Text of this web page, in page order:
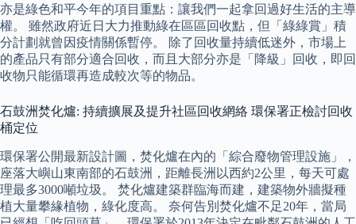
亦是綠色和平今年的項目重點：讓我們一起拿回過好生活的主導
權。 雖然政府近日大力推動綠在區區回收點，但「綠綠賞」積
分計劃就曾因疫情關係暫停。 除了回收量持續低迷外，市場上
的產品只有部分適合回收，而且大部分亦是「降級」回收，即回
收物只能循環再造成較次等的物品。
石鼓洲焚化爐: 持續擴展及提升社區回收網絡 環保署正檢討回收
桶定位
環保署公開最新設計圖，焚化爐在內的「綜合廢物管理設施」，
座落大嶼山東南部的石鼓洲，距離長洲以西約2公里，每天可處
理最多3000噸垃圾。 焚化爐建築群臨海而建，建築物外牆擬種
植大量攀緣植物，綠化度高。 奈何告別焚化爐不足20年，當局